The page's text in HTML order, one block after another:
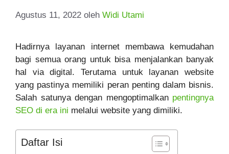
Agustus 11, 2022 oleh Widi Utami
Hadirnya layanan internet membawa kemudahan
bagi semua orang untuk bisa menjalankan banyak
hal via digital. Terutama untuk layanan website
yang pastinya memiliki peran penting dalam bisnis.
Salah satunya dengan mengoptimalkan pentingnya
SEO di era ini melalui website yang dimiliki.
Daftar Isi